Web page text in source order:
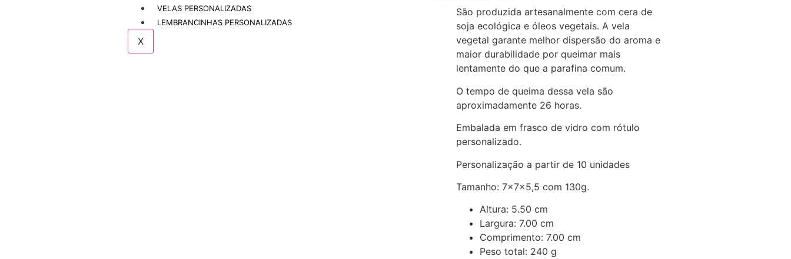
VELAS PERSONALIZADAS
LEMBRANCINHAS PERSONALIZADAS
X
São produzida artesanalmente com cera de
soja ecológica e óleos vegetais. A vela
vegetal garante melhor dispersão do aroma e
maior durabilidade por queimar mais
lentamente do que a parafina comum.
O tempo de queima dessa vela são
aproximadamente 26 horas.
Embalada em frasco de vidro com rótulo
personalizado.
Personalização a partir de 10 unidades
Tamanho: 7x7x5,5 com 130g.
Altura: 5.50 cm
Largura: 7.00 cm
Comprimento: 7.00 cm
Peso total: 240 g